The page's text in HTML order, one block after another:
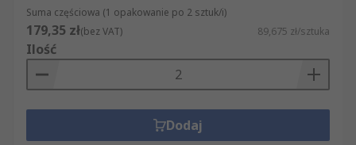
Suma częściowa (1 opakowanie po 2 sztuk/i)
179,35 zł(bez VAT) 89,675 zł/sztuka
Ilość
Dodaj